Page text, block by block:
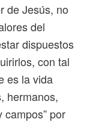
de Jesús, no
del
dispuestos
con tal
es la vida
hermanos,
por